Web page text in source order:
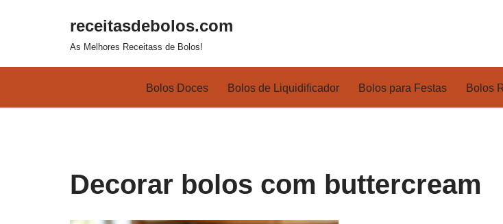
receitasdebolos.com
As Melhores Receitass de Bolos!
Bolos Doces Bolos de Liquidificador Bolos para Festas Bolos
Decorar bolos com buttercream